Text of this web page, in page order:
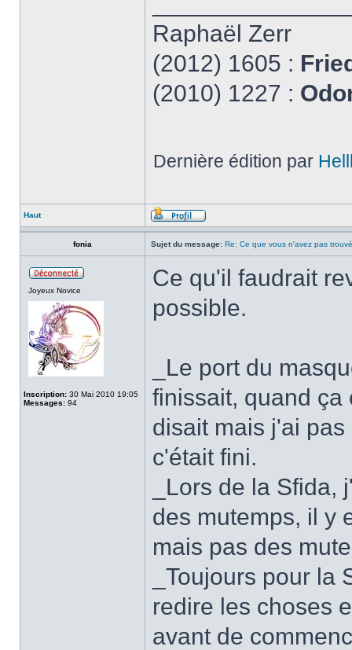
Raphaël Zerr
(2012) 1605 :
(2010) 1227 :
Dernière édition par
Haut
fonia Sujet du message: Re: Ce que vous n'avez pas
Joyeux Novice
Inscription: 30 Mai 2010 19:05
Messages: 94
Ce qu'il faudrait
possible.
_Le port du
finissait, quand ça
disait mais j'ai
c'était fini.
_Lors de la
des mutemps, il y
mais pas des
_Toujours pour
redire les choses
avant de